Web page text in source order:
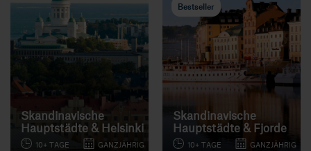
Skandinavische
Hauptstädte & Helsinki
10+ TAGE
GANZJÄHRIG
Bestseller
Skandinavische
Hauptstädte & Fjorde
10+ TAGE
GANZJÄHRIG